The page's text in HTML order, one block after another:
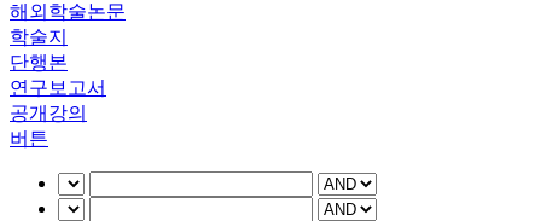
해외학술논문
학술지
단행본
연구보고서
공개강의
버튼